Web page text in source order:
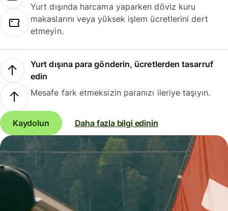
Yurt dışında harcama yaparken döviz kuru
makaslarını veya yüksek işlem ücretlerini dert
etmeyin.
Yurt dışına para gönderin, ücretlerden tasarruf
edin
Mesafe fark etmeksizin paranızı ileriye taşıyın.
Kaydolun Daha fazla bilgi edinin